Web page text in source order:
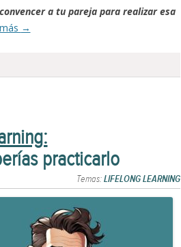
a tu pareja para realizar esa
→
practicarlo
Temas:LIFELONG LEARNING